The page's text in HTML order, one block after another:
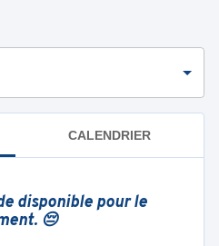
CALENDRIER
disponible pour le
😔